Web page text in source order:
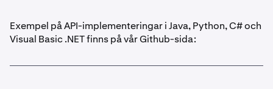
Exempel på API-implementeringar i Java, Python, C# och
Visual Basic .NET finns på vår Github-sida: